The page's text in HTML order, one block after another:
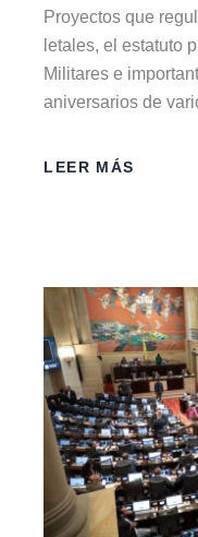
Proyectos que
letales, el estatuto
Militares e
aniversarios de
LEER MÁS